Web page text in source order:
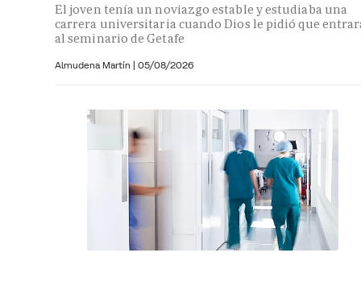
El joven tenía un noviazgo estable y estudiaba una
carrera universitaria cuando Dios le pidió que
al seminario de Getafe
Almudena Martín | 05/08/2026